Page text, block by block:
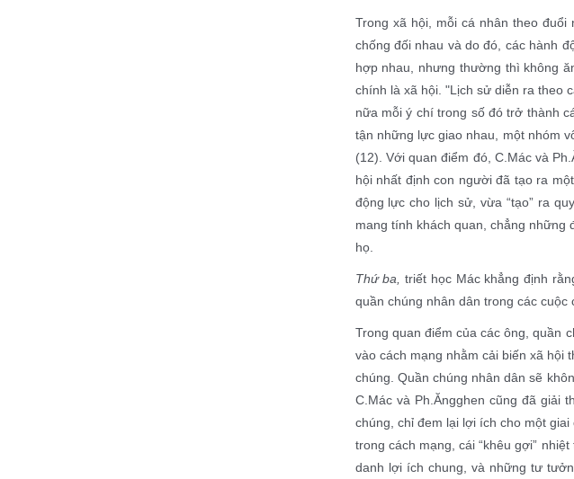
Trong xã hội, mỗi cá nhân theo
chống đối nhau và do đó, các hành
hợp nhau, nhưng thường thì không
chính là xã hội. "Lịch sử diễn ra theo
nữa mỗi ý chí trong số đó trở thành
tận những lực giao nhau, một nhóm
(12) . Với quan điểm đó, C.Mác và
hội nhất định con người đã tạo ra
động lực cho lịch sử, vừa “tạo” ra
mang tính khách quan, chẳng những
họ.
Thứ ba,triết học Mác khẳng định
quần chúng nhân dân trong các cuộc
Trong quan điểm của các ông, quần
vào cách mạng nhằm cải biến xã hội
chúng. Quần chúng nhân dân sẽ
C.Mác và Ph.Ăngghen cũng đã giải
chúng, chỉ đem lại lợi ích cho một
trong cách mạng, cái “khêu gợi”
danh lợi ích chung, và những tư